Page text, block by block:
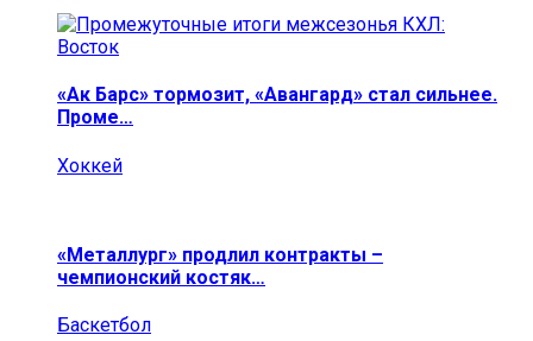
«Ак Барс» тормозит, «Авангард» стал сильнее.
Проме…
Хоккей
«Металлург» продлил контракты –
чемпионский костяк…
Баскетбол